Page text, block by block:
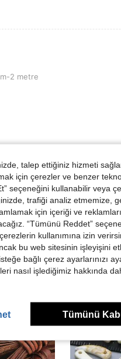
2 metre
Görüntüle
talep ettiğiniz hizmeti
için çerezler ve benzer
seçeneğini kullanabilir veya
trafiği analiz etmemize,
için içeriği ve
“Tümünü Reddet”
kullanımına izin
bu web sitesinin işleyişini
bağlı çerez ayarlarınızı
nasıl işlediğimiz hakkında
Tümünü